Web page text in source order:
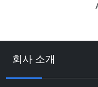
회사 소개